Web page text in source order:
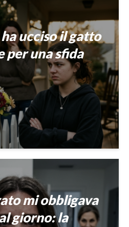
ucciso il gatto
per una sfida
mi obbligava
giorno: la